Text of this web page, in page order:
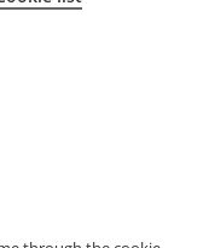
la notificările de